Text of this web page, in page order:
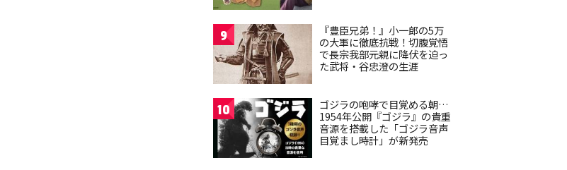
9
『豊臣兄弟！』小一郎の5万
の大軍に徹底抗戦！切腹覚悟
で長宗我部元親に降伏を迫っ
た武将・谷忠澄の生涯
10
ゴジラの咆哮で目覚める朝…
1954年公開『ゴジラ』の貴重
音源を搭載した「ゴジラ音声
目覚まし時計」が新発売